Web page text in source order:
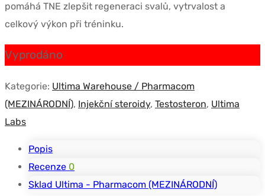
pomáhá TNE zlepšit regeneraci svalů, vytrvalost a
celkový výkon při tréninku.
Vyprodáno
Kategorie: Ultima Warehouse / Pharmacom
(MEZINÁRODNÍ), Injekční steroidy, Testosteron, Ultima
Labs
Popis
Recenze 0
Sklad Ultima - Pharmacom (MEZINÁRODNÍ)